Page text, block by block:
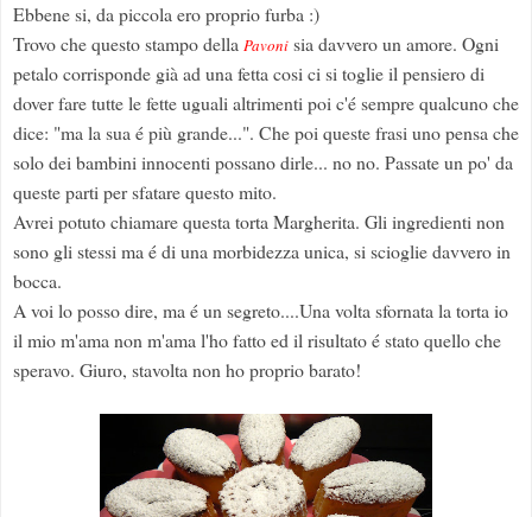
Ebbene si, da piccola ero proprio furba :)
Trovo che questo stampo della Pavoni sia davvero un amore. Ogni
petalo corrisponde già ad una fetta cosi ci si toglie il pensiero di
dover fare tutte le fette uguali altrimenti poi c'é sempre qualcuno che
dice: "ma la sua é più grande...". Che poi queste frasi uno pensa che
solo dei bambini innocenti possano dirle... no no. Passate un po' da
queste parti per sfatare questo mito.
Avrei potuto chiamare questa torta Margherita. Gli ingredienti non
sono gli stessi ma é di una morbidezza unica, si scioglie davvero in
bocca.
A voi lo posso dire, ma é un segreto....Una volta sfornata la torta io
il mio m'ama non m'ama l'ho fatto ed il risultato é stato quello che
speravo. Giuro, stavolta non ho proprio barato!